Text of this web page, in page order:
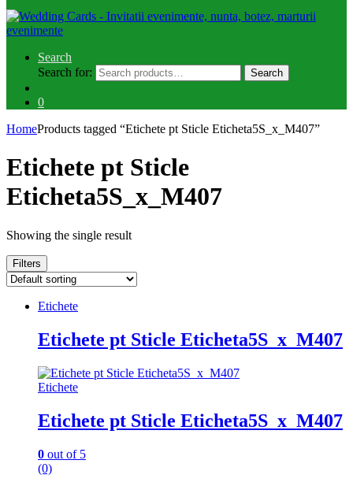
Search
Search for:
Search
0
HomeProducts tagged “Etichete pt Sticle Eticheta5S_x_M407”
Etichete pt Sticle
Eticheta5S_x_M407
Showing the single result
Filters
Etichete
Etichete pt Sticle Eticheta5S_x_M407
Etichete
Etichete pt Sticle Eticheta5S_x_M407
0 out of 5
(0)